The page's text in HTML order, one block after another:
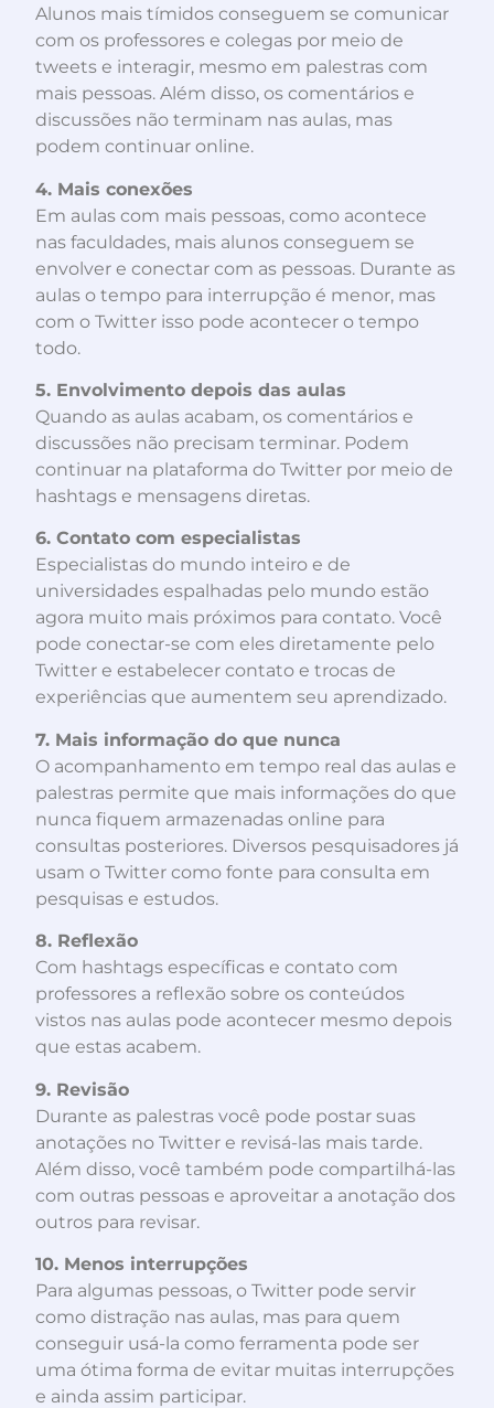
Alunos mais tímidos conseguem se comunicar
com os professores e colegas por meio de
tweets e interagir, mesmo em palestras com
mais pessoas. Além disso, os comentários e
discussões não terminam nas aulas, mas
podem continuar online.
4. Mais conexões
Em aulas com mais pessoas, como acontece
nas faculdades, mais alunos conseguem se
envolver e conectar com as pessoas. Durante as
aulas o tempo para interrupção é menor, mas
com o Twitter isso pode acontecer o tempo
todo.
5. Envolvimento depois das aulas
Quando as aulas acabam, os comentários e
discussões não precisam terminar. Podem
continuar na plataforma do Twitter por meio de
hashtags e mensagens diretas.
6. Contato com especialistas
Especialistas do mundo inteiro e de
universidades espalhadas pelo mundo estão
agora muito mais próximos para contato. Você
pode conectar-se com eles diretamente pelo
Twitter e estabelecer contato e trocas de
experiências que aumentem seu aprendizado.
7. Mais informação do que nunca
O acompanhamento em tempo real das aulas e
palestras permite que mais informações do que
nunca fiquem armazenadas online para
consultas posteriores. Diversos pesquisadores já
usam o Twitter como fonte para consulta em
pesquisas e estudos.
8. Reflexão
Com hashtags específicas e contato com
professores a reflexão sobre os conteúdos
vistos nas aulas pode acontecer mesmo depois
que estas acabem.
9. Revisão
Durante as palestras você pode postar suas
anotações no Twitter e revisá-las mais tarde.
Além disso, você também pode compartilhá-las
com outras pessoas e aproveitar a anotação dos
outros para revisar.
10. Menos interrupções
Para algumas pessoas, o Twitter pode servir
como distração nas aulas, mas para quem
conseguir usá-la como ferramenta pode ser
uma ótima forma de evitar muitas interrupções
e ainda assim participar.